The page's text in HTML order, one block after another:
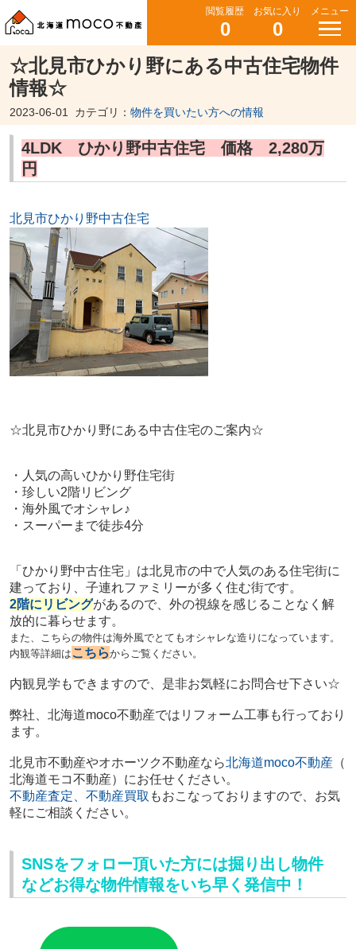
閲覧履歴
0
お気に入り
0
メニュー
☆北見市ひかり野にある中古住宅物件
情報☆
2023-06-01 カテゴリ： 物件を買いたい方への情報
4LDK ひかり野中古住宅 価格 2,280万
円
北見市ひかり野中古住宅
☆北見市ひかり野にある中古住宅のご案内☆
・人気の高いひかり野住宅街
・珍しい2階リビング
・海外風でオシャレ♪
・スーパーまで徒歩4分
「ひかり野中古住宅」は北見市の中で人気のある住宅街に
建っており、子連れファミリーが多く住む街です。
2階にリビングがあるので、外の視線を感じることなく解
放的に暮らせます。
また、こちらの物件は海外風でとてもオシャレな造りになっています。
内観等詳細はこちらからご覧ください。
内観見学もできますので、是非お気軽にお問合せ下さい☆
弊社、北海道moco不動産ではリフォーム工事も行っており
ます。
北見市不動産やオホーツク不動産なら北海道moco不動産（
北海道モコ不動産）にお任せください。
不動産査定、不動産買取 もおこなっておりますので、 お気
軽にご相談ください。
SNSをフォロー頂いた方には掘り出し物件
などお得な物件情報をいち早く発信中！